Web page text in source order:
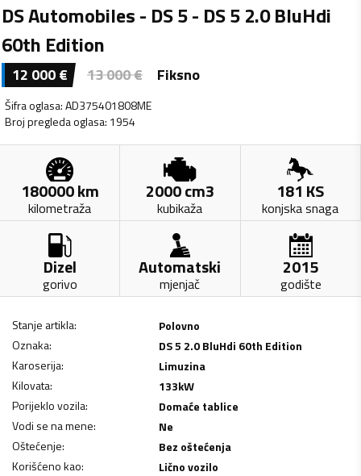
DS Automobiles - DS 5 - DS 5 2.0 BluHdi
60th Edition
12 000€ 13 000€ Fiksno
Šifra oglasa:AD375401808ME
Broj pregleda oglasa: 1954
180000km
kilometraža
2000cm3
kubikaža
181 KS
konjska snaga
Dizel
gorivo
Automatski
mjenjač
2015
godište
Stanje artikla:
Polovno
Oznaka:
DS 5 2.0 BluHdi 60th Edition
Karoserija:
Limuzina
Kilovata: 133kW
Porijeklo vozila:
Domaće tablice
Vodi se na mene:
Ne
Oštećenje:
Bez oštećenja
Korišćeno kao:
Lično vozilo